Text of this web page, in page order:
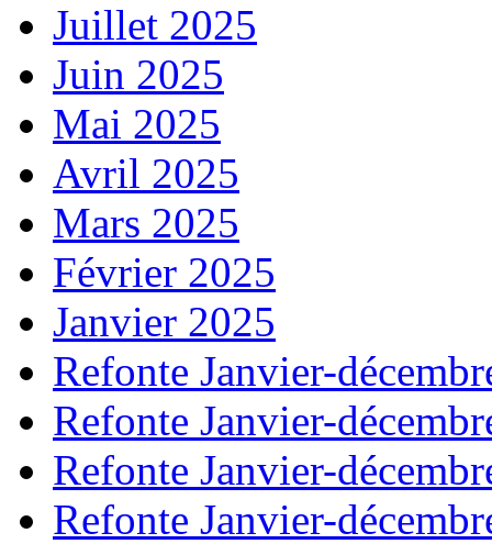
Juillet 2025
Juin 2025
Mai 2025
Avril 2025
Mars 2025
Février 2025
Janvier 2025
Refonte Janvier-
Refonte Janvier-
Refonte Janvier-
Refonte Janvier-